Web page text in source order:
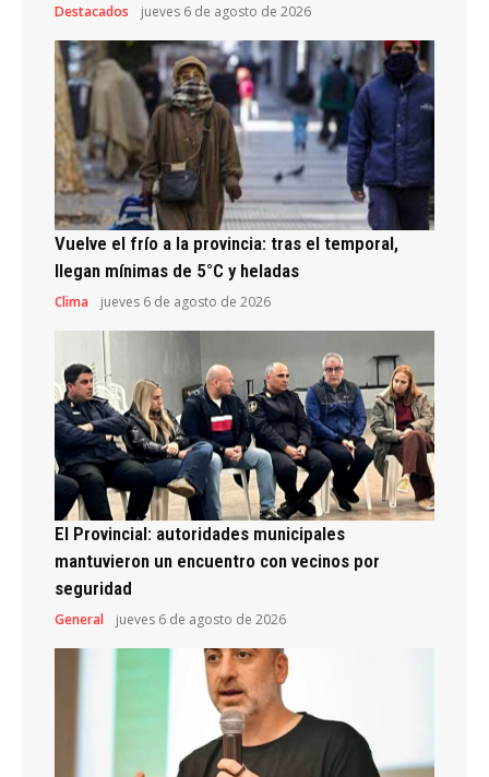
Destacados jueves 6 de agosto de 2026
Vuelve el frío a la provincia: tras el temporal,
llegan mínimas de 5°C y heladas
Clima jueves 6 de agosto de 2026
El Provincial: autoridades municipales
mantuvieron un encuentro con vecinos por
seguridad
General jueves 6 de agosto de 2026